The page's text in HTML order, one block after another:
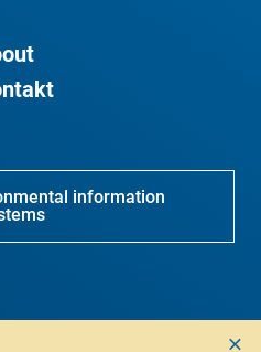
information